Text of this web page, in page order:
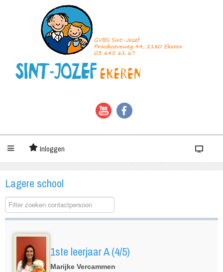
Inloggen
Lagere school
Gedepubliceerd COM_CONTACT_0_FILTER_LABEL
1ste leerjaar A (4/5)
Marijke Vercammen